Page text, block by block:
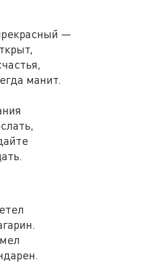
—
манит.